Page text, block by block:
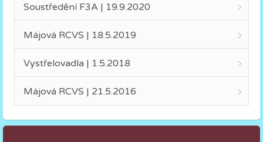
Soustředění F3A | 19.9.2020
Májová RCVS | 18.5.2019
Vystřelovadla | 1.5.2018
Májová RCVS | 21.5.2016